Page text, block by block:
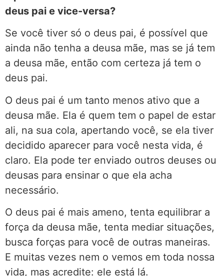
deus pai e vice-versa?
Se você tiver só o deus pai, é possível que
ainda não tenha a deusa mãe, mas se já tem
a deusa mãe, então com certeza já tem o
deus pai.
O deus pai é um tanto menos ativo que a
deusa mãe. Ela é quem tem o papel de estar
ali, na sua cola, apertando você, se ela tiver
decidido aparecer para você nesta vida, é
claro. Ela pode ter enviado outros deuses ou
deusas para ensinar o que ela acha
necessário.
O deus pai é mais ameno, tenta equilibrar a
força da deusa mãe, tenta mediar situações,
busca forças para você de outras maneiras.
E muitas vezes nem o vemos em toda nossa
vida, mas acredite: ele está lá.